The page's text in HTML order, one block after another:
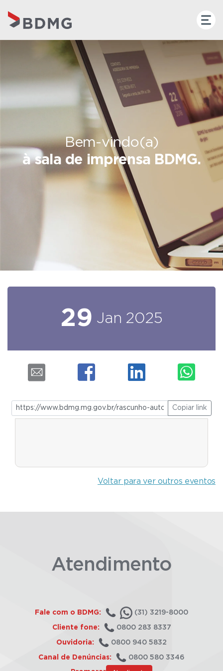
Bem-vindo(a)
à sala de imprensa BDMG.
29 Jan 2025
Copiar link
Voltar para ver outros eventos
Atendimento
Fale com o BDMG: (31) 3219-8000
Cliente fone: 0800 283 8337
Ouvidoria: 0800 940 5832
Canal de Denúncias: 0800 580 3346